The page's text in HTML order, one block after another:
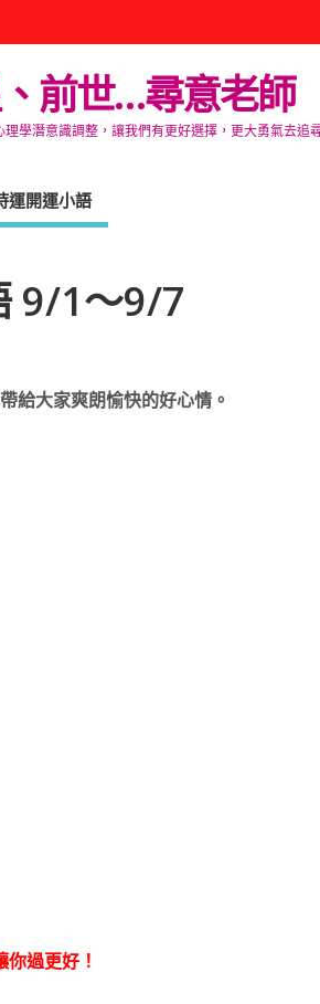
前世…尋意老師
學潛意識調整，讓我們有更好選擇，更大勇氣去
運開運小語
9/1～9/7
給大家爽朗愉快的好心情。
過更好！